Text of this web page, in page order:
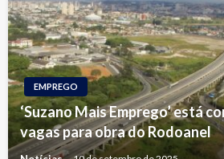
EMPREGO
‘Suzano Mais Emprego’ está
vagas para obra do Rodoanel